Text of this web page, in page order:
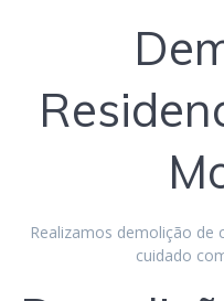
Realizamos demolição de
cuidado